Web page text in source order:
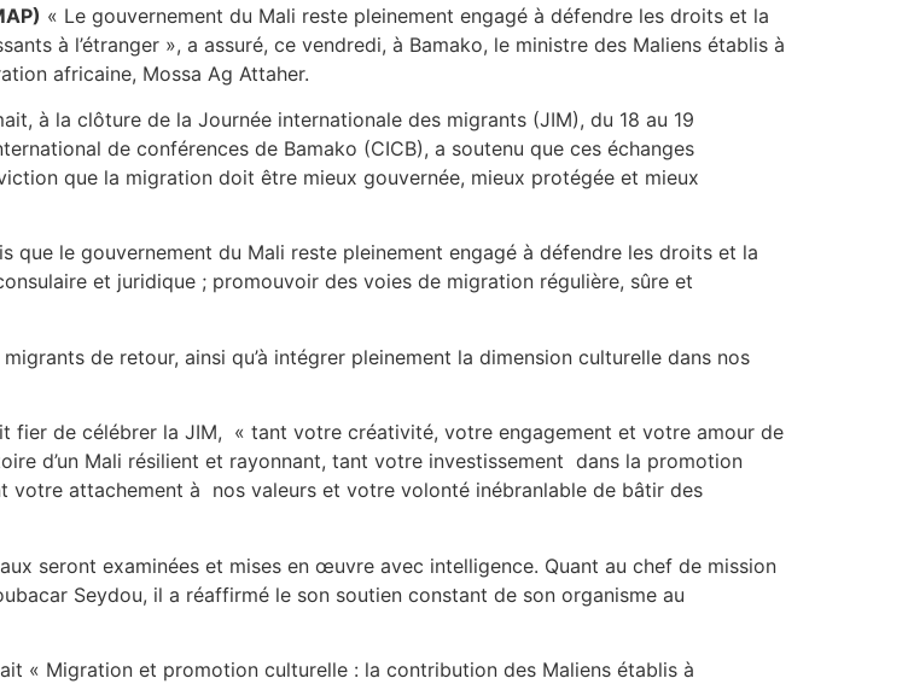
« Le gouvernement du Mali reste pleinement engagé à défendre les droits et la
à l’étranger », a assuré, ce vendredi, à Bamako, le ministre des Maliens établis à
africaine, Mossa Ag Attaher.
à la clôture de la Journée internationale des migrants (JIM), du 18 au 19
de conférences de Bamako (CICB), a soutenu que ces échanges
que la migration doit être mieux gouvernée, mieux protégée et mieux
que le gouvernement du Mali reste pleinement engagé à défendre les droits et la
et juridique ; promouvoir des voies de migration régulière, sûre et
de retour, ainsi qu’à intégrer pleinement la dimension culturelle dans nos
fier de célébrer la JIM, « tant votre créativité, votre engagement et votre amour de
d’un Mali résilient et rayonnant, tant votre investissement dans la promotion
votre attachement à nos valeurs et votre volonté inébranlable de bâtir des
seront examinées et mises en œuvre avec intelligence. Quant au chef de mission
Seydou, il a réaffirmé le son soutien constant de son organisme au
« Migration et promotion culturelle : la contribution des Maliens établis à